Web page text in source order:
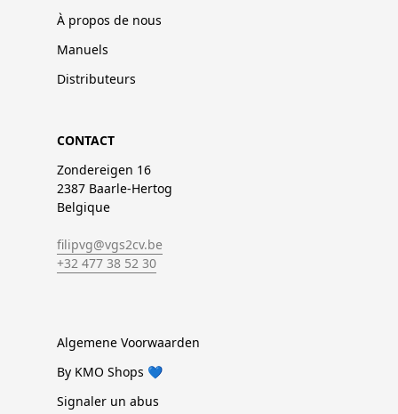
À propos de nous
Manuels
Distributeurs
CONTACT
Zondereigen 16
2387 Baarle-Hertog
Belgique
filipvg@vgs2cv.be
+32 477 38 52 30
Algemene Voorwaarden
By KMO Shops 💙
Signaler un abus